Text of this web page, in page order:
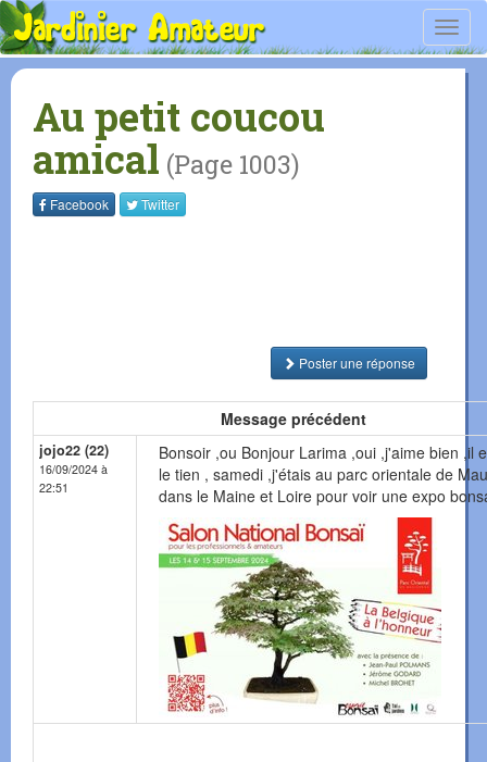
Au petit coucou
amical (Page 1003)
Facebook Twitter
Poster une réponse
Message précédent
jojo22 (22)
16/09/2024 à
22:51
Bonsoir ,ou Bonjour Larima ,oui ,j'aime bien ,il
le tien , samedi ,j'étais au parc orientale de
dans le Maine et Loire pour voir une expo